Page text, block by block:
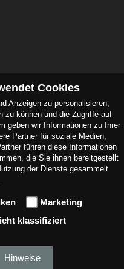
Cookies
Anzeigen zu personalisieren,
zu können und die Zugriffe auf
geben wir Informationen zu Ihrer
Partner für soziale Medien,
führen diese Informationen
die Sie ihnen bereitgestellt
der Dienste gesammelt
Marketing
klassifiziert
Hinweise